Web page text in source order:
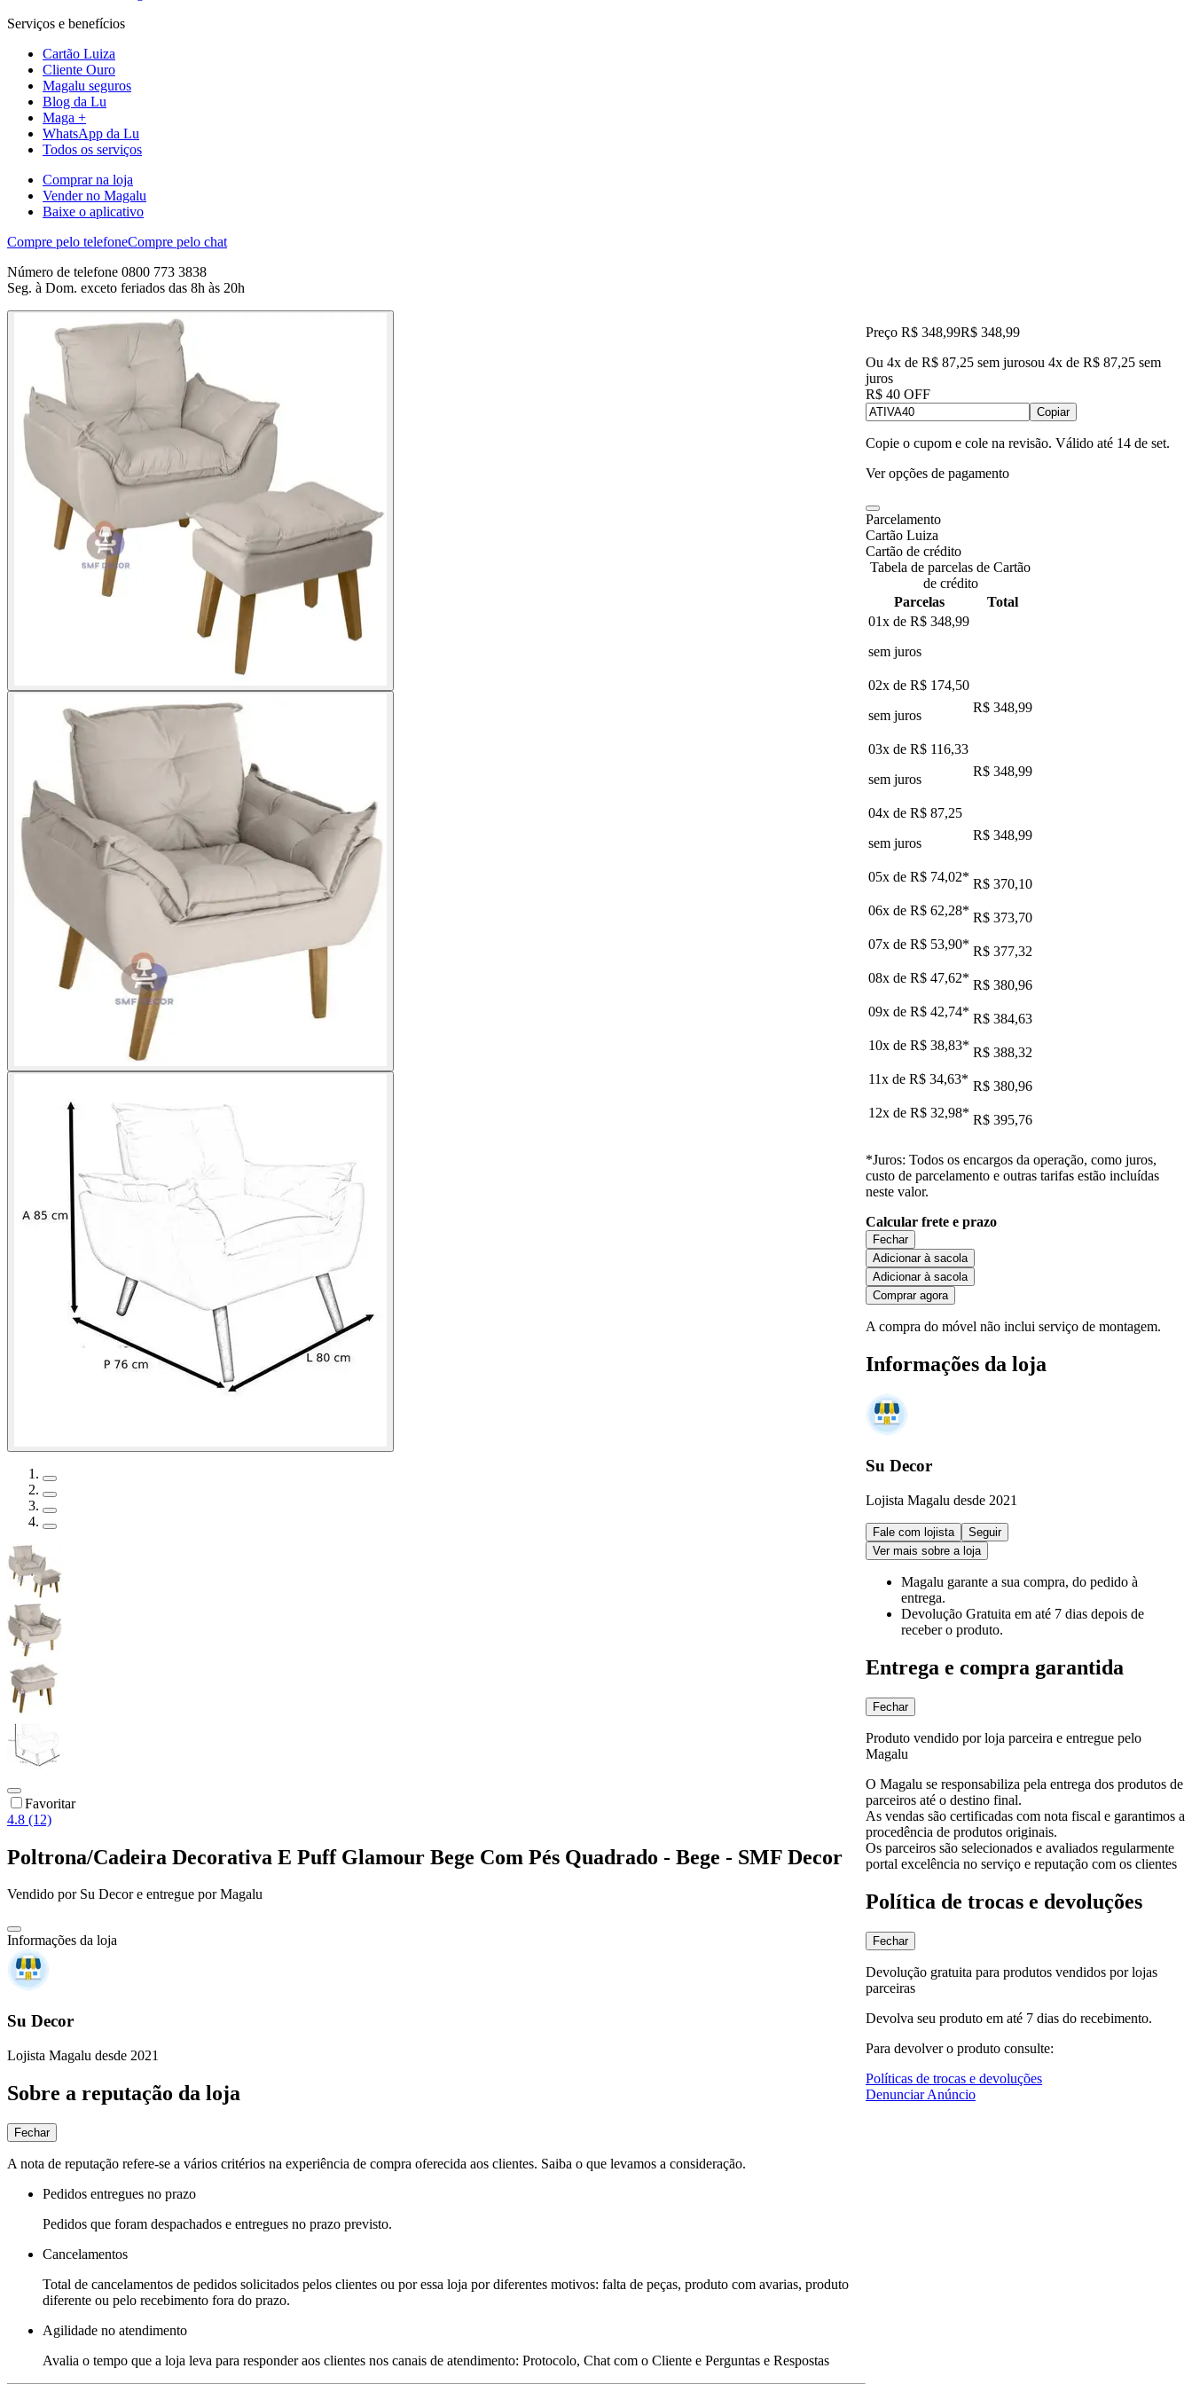
Serviços e benefícios
Cartão Luiza
Cliente Ouro
Magalu seguros
Blog da Lu
Maga +
WhatsApp da Lu
Todos os serviços
Comprar na loja
Vender no Magalu
Baixe o aplicativo
Compre pelo telefoneCompre pelo chat
Número de telefone 0800 773 3838
Seg. à Dom. exceto feriados das 8h às 20h
Favoritar
4.8 (12)
Poltrona/Cadeira Decorativa E Puff Glamour Bege Com Pés Quadrado - Bege - SMF Decor
Vendido por Su Decore entregue por Magalu
Informações da loja
Su Decor
Lojista Magalu desde 2021
Sobre a reputação da loja
Fechar
A nota de reputação refere-se a vários critérios na experiência de compra oferecida aos clientes. Saiba o que levamos a consideração.
Pedidos entregues no prazo
Pedidos que foram despachados e entregues no prazo previsto.
Cancelamentos
Total de cancelamentos de pedidos solicitados pelos clientes ou por essa loja por diferentes motivos: falta de peças, produto com avarias, produto
diferente ou pelo recebimento fora do prazo.
Agilidade no atendimento
Avalia o tempo que a loja leva para responder aos clientes nos canais de atendimento: Protocolo, Chat com o Cliente e Perguntas e Respostas
Preço R$ 348,99R$ 348,99
Ou 4x de R$ 87,25 sem jurosou 4x de R$ 87,25 sem
juros
R$ 40 OFF
Copiar
Copie o cupom e cole na revisão. Válido até 14 de set.
Ver opções de pagamento
Parcelamento
Cartão Luiza
Cartão de crédito
Tabela de parcelas de Cartão
de crédito
Parcelas
Total
01x de R$ 348,99
sem juros
02x de R$ 174,50
sem juros
R$ 348,99
03x de R$ 116,33
sem juros
R$ 348,99
04x de R$ 87,25
sem juros
R$ 348,99
05x de R$ 74,02* R$ 370,10
06x de R$ 62,28* R$ 373,70
07x de R$ 53,90* R$ 377,32
08x de R$ 47,62* R$ 380,96
09x de R$ 42,74* R$ 384,63
10x de R$ 38,83* R$ 388,32
11x de R$ 34,63* R$ 380,96
12x de R$ 32,98* R$ 395,76
*Juros: Todos os encargos da operação, como juros,
custo de parcelamento e outras tarifas estão incluídas
neste valor.
Calcular frete e prazo
Fechar
Adicionar à sacola
Adicionar à sacola
Comprar agora
A compra do móvel não inclui serviço de montagem.
Informações da loja
Su Decor
Lojista Magalu desde 2021
Fale com lojista
Seguir
Ver mais sobre a loja
Magalu garante a sua compra, do pedido à
entrega.
Devolução Gratuita em até 7 dias depois de
receber o produto.
Entrega e compra garantida
Fechar
Produto vendido por loja parceira e entregue pelo
Magalu
O Magalu se responsabiliza pela entrega dos produtos de
parceiros até o destino final.
As vendas são certificadas com nota fiscal e garantimos a
procedência de produtos originais.
Os parceiros são selecionados e avaliados regularmente
portal excelência no serviço e reputação com os clientes
Política de trocas e devoluções
Fechar
Devolução gratuita para produtos vendidos por lojas
parceiras
Devolva seu produto em até 7 dias do recebimento.
Para devolver o produto consulte:
Políticas de trocas e devoluções
Denunciar Anúncio